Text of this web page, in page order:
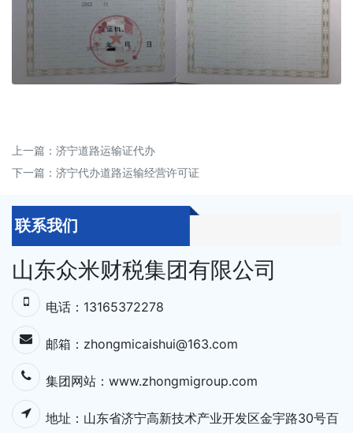
上一篇： 济宁道路运输证代办
下一篇： 济宁代办道路运输经营许可证
联系我们
山东众米财税集团有限公司
电话：13165372278
邮箱：zhongmicaishui@163.com
集团网站： www.zhongmigroup.com
地址：⼭东省济宁⾼新技术产业开发区⾦宇路30号百